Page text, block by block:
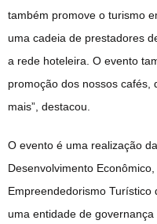
também promove o turismo
uma cadeia de prestadores
a rede hoteleira. O evento
promoção dos nossos cafés,
mais”, destacou.
O evento é uma realização
Desenvolvimento
Empreendedorismo Turístico
uma entidade de